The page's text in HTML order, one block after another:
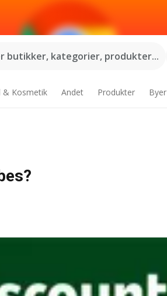
butikker, kategorier, produkter...
& Kosmetik Andet Produkter Byer